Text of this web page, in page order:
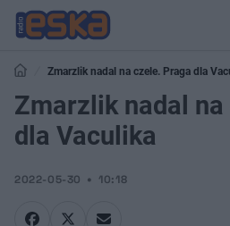
Zmarzlik nadal na czele. Praga dla
Zmarzlik nadal
dla Vaculika
2022-05-30 10:18